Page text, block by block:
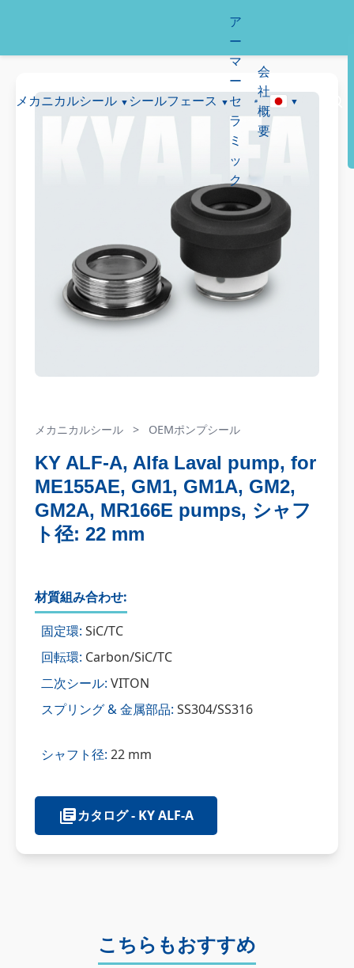
メカニカルシール シールフェース
ア
ー
マ
ー
セ
ラ
ミ
ッ
ク
会
社
概
要
メカニカルシール > OEMポンプシール
KY ALF-A, Alfa Laval pump, for
ME155AE, GM1, GM1A, GM2,
GM2A, MR166E pumps, シャフ
ト径: 22 mm
材質組み合わせ:
固定環: SiC/TC
回転環: Carbon/SiC/TC
二次シール: VITON
スプリング & 金属部品: SS304/SS316
シャフト径: 22 mm
カタログ - KY ALF-A
こちらもおすすめ